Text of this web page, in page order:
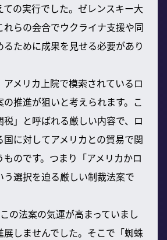
の実行でした。ゼレンスキー大
らの会合でウクライナ支援や同
ために成果を見せる必要があり
アメリカ上院で模索されているロ
推進が狙いと考えられます。こ
」と呼ばれる厳しい内容で、ロ
に対してアメリカとの貿易で関
のです。つまり「アメリカかロ
う選択を迫る厳しい制裁法案で
の法案の気運が高まっていまし
しませんでした。そこで「蜘蛛